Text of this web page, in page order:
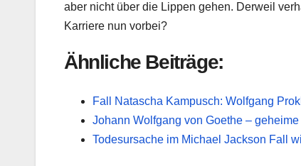
aber nicht über die Lippen gehen. Derweil
Karriere nun vorbei?
Ähnliche Beiträge:
Fall Natascha Kampusch: Wolfgang
Johann Wolfgang von Goethe –
Todesursache im Michael Jackson Fall